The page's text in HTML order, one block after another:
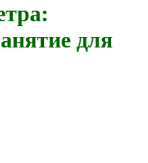
для